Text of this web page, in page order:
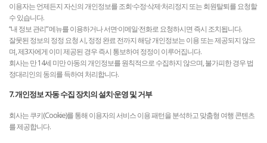
이용자는 언제든지 자신의 개인정보를 조회·수정·삭제·처리정지 또는 회원탈퇴를 요청할
수 있습니다.
“내 정보 관리” 메뉴를 이용하거나 서면·이메일·전화로 요청하시면 즉시 조치됩니다.
잘못된 정보의 정정 요청 시, 정정 완료 전까지 해당 개인정보는 이용 또는 제공되지 않으
며, 제3자에게 이미 제공된 경우 즉시 통보하여 정정이 이루어집니다.
회사는 만 14세 미만 아동의 개인정보를 원칙적으로 수집하지 않으며, 불가피한 경우 법
정대리인의 동의를 득하여 처리합니다.
7. 개인정보 자동 수집 장치의 설치·운영 및 거부
회사는 쿠키(Cookie)를 통해 이용자의 서비스 이용 패턴을 분석하고 맞춤형 여행 콘텐츠
를 제공합니다.